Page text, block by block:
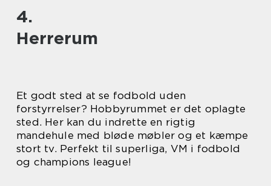
4.
Herrerum
Et godt sted at se fodbold uden
forstyrrelser? Hobbyrummet er det oplagte
sted. Her kan du indrette en rigtig
mandehule med bløde møbler og et kæmpe
stort tv. Perfekt til superliga, VM i fodbold
og champions league!